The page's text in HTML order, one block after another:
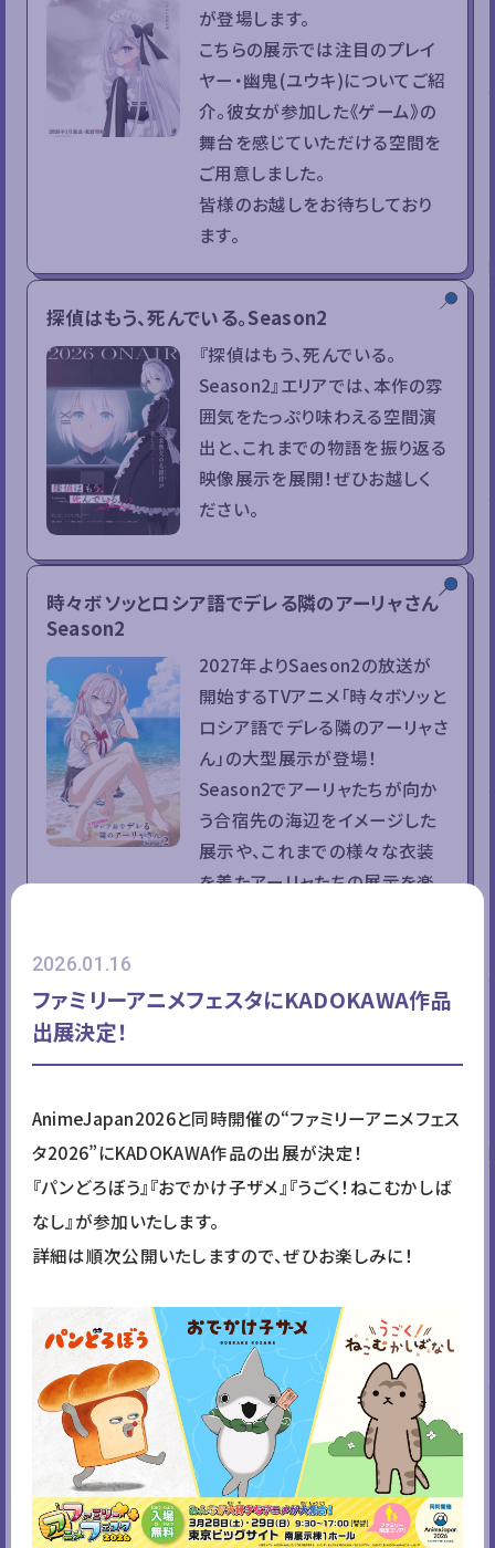
が登場します。
こちらの展示では注目のプレイ
ヤー・幽鬼(ユウキ)についてご紹
介。彼女が参加した《ゲーム》の
舞台を感じていただける空間を
ご用意しました。
皆様のお越しをお待ちしており
ます。
探偵はもう、死んでいる。Season2
『探偵はもう、死んでいる。
Season2』エリアでは、本作の雰
囲気をたっぷり味わえる空間演
出と、これまでの物語を振り返る
映像展示を展開！ぜひお越しく
ださい。
時々ボソッとロシア語でデレる隣のアーリャさん
Season2
2027年よりSaeson2の放送が
開始するTVアニメ「時々ボソッと
ロシア語でデレる隣のアーリャさ
ん」の大型展示が登場！
Season2でアーリャたちが向か
う合宿先の海辺をイメージした
展示や、これまでの様々な衣装
を着たアーリャたちの展示を楽
勇者刑に処す
え、大きな話題となった「勇者刑
処されたあの王国裁判所を再現
した展示ブースが登場！
これまでの放送を振り返るビジ
ュアルが展示されているほか、モ
ニター前に立つと、とある仕掛け
ぜひお立ち寄りください！
幼女戦記Ⅱ
2026年に放送が決定している
「幼女戦記Ⅱ」より、お客さん参
加型の射撃訓練場が登場！無事
訓練を通過できた方には素敵な
2026.01.16
ファミリーアニメフェスタにKADOKAWA作品
出展決定！
AnimeJapan2026と同時開催の“ファミリーアニメフェス
タ2026”にKADOKAWA作品の出展が決定！
『パンどろぼう』『おでかけ子ザメ』『うごく！ねこむかしば
なし』が参加いたします。
詳細は順次公開いたしますので、ぜひお楽しみに！